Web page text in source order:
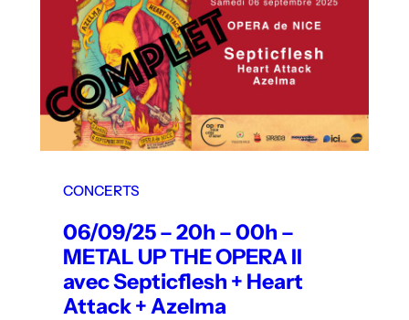
CONCERTS
06/09/25 – 20h – 00h –
METAL UP THE OPERA II
avec Septicflesh + Heart
Attack + Azelma